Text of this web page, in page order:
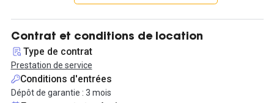
postes sont en open space, avec 3 espaces informels, 3 salles de
réunion, 2 phonebox individuelles et une phonebox duo.
4e étage : 182 m², l''espace est agencé comme suit : un grand
open space avec 32 postes, une salle de réunion, 2 espaces
informels, une phonebox individuelle et une duo. Des cuisines
privatives sont également présentes dans chaque espace ainsi
Contrat et conditions de location
Type de contrat
Prestation de service
Conditions d'entrées
Dépôt de garantie : 3 mois